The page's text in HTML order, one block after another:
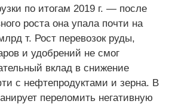
по итогам 2019 г. — после
роста она упала почти на
т. Рост перевозок руды,
и удобрений не смог
вклад в снижение
с нефтепродуктами и зерна. В
переломить негативную